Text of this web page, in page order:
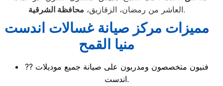
العاشر من رمضان، الزقازيق، محافظة الشرقية .
مميزات مركز صيانة غسالات اندست
منيا القمح
?‍? فنيون متخصصون ومدربون على صيانة جميع موديلات
اندست.